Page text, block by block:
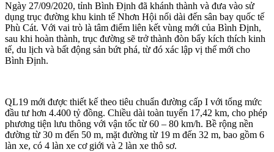
Ngày 27/09/2020, tỉnh Bình Định đã khánh thành và đưa vào sử
dụng trục đường khu kinh tế Nhơn Hội nối dài đến sân bay quốc tế
Phù Cát. Với vai trò là tâm điểm liên kết vùng mới của Bình Định,
sau khi hoàn thành, trục đường sẽ trở thành đòn bẩy kích thích kinh
tế, du lịch và bất động sản bứt phá, từ đó xác lập vị thế mới cho
Bình Định.
QL19 mới được thiết kế theo tiêu chuẩn đường cấp I với tổng mức
đầu tư hơn 4.400 tỷ đồng. Chiều dài toàn tuyến 17,42 km, cho phép
phương tiện lưu thông với vận tốc từ 60 – 80 km/h. Bề rộng nền
đường từ 30 m đến 50 m, mặt đường từ 19 m đến 32 m, bao gồm 6
làn xe, có 4 làn xe cơ giới và 2 làn xe thô sơ.